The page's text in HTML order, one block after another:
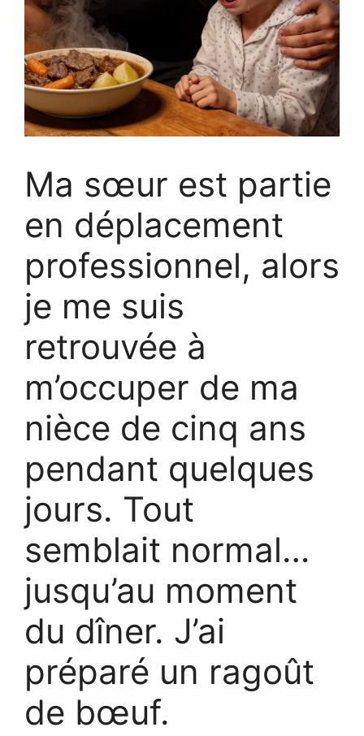
Ma sœur est partie
en déplacement
professionnel, alors
je me suis
retrouvée à
m’occuper de ma
nièce de cinq ans
pendant quelques
jours. Tout
semblait normal…
jusqu’au moment
du dîner. J’ai
préparé un ragoût
de bœuf.